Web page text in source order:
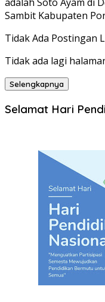
Sambit Kabupaten
Tidak Ada Postingan
Tidak ada lagi
Selengkapnya
Selamat Hari